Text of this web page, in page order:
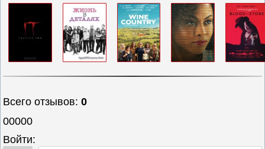
Всего отзывов:0
00000
Войти: